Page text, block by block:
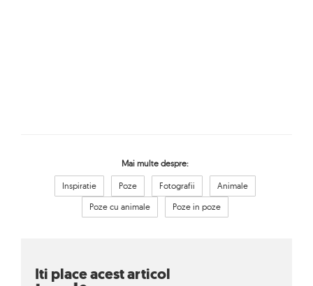
Mai multe despre:
Inspiratie Poze Fotografii
Animale
Poze cu animale
Poze in poze
Iti place acest articol